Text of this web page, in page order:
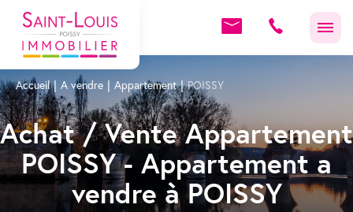
Accueil A vendre Appartement POISSY
Achat / Vente Appartement
POISSY - Appartement a
vendre à POISSY